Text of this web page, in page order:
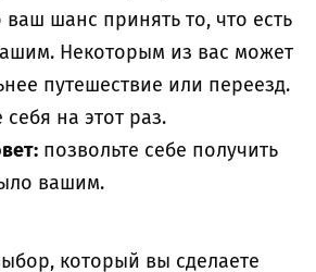
ваш шанс принять то, что есть
Некоторым из вас может
путешествие или переезд.
на этот раз.
позвольте себе получить
вашим.
который вы сделаете